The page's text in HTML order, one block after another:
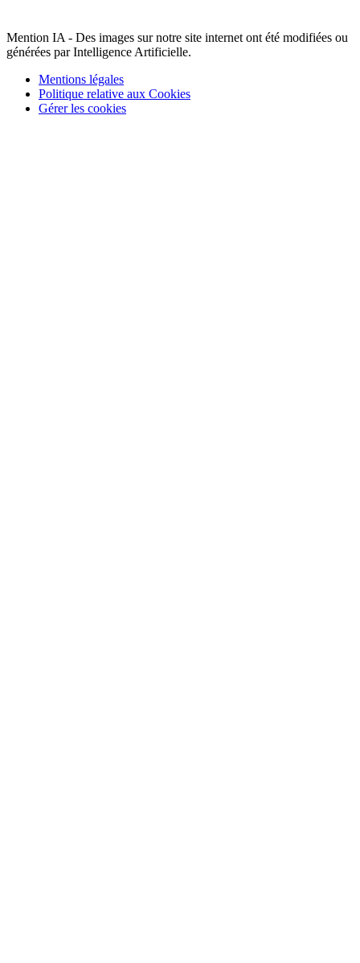
Mention IA - Des images sur notre site internet ont été modifiées ou
générées par Intelligence Artificielle.
Mentions légales
Politique relative aux Cookies
Gérer les cookies